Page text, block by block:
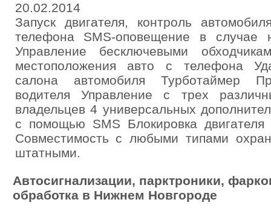
20.02.2014
Запуск двигателя, контроль
телефона SMS-оповещение в случае
Управление бесключевыми
местоположения авто с телефона
салона автомобиля Турботаймер
водителя Управление с трех
владельцев 4 универсальных
с помощью SMS Блокировка
Cовместимость с любыми типами
штатными.
Автосигнализации, парктроники,
обработка в Нижнем Новгороде